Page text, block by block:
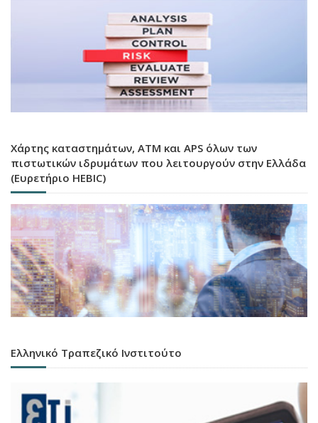
Χάρτης καταστημάτων, ATM και APS όλων των
πιστωτικών ιδρυμάτων που λειτουργούν στην Ελλάδα
(Ευρετήριο HEBIC)
Ελληνικό Τραπεζικό Ινστιτούτο